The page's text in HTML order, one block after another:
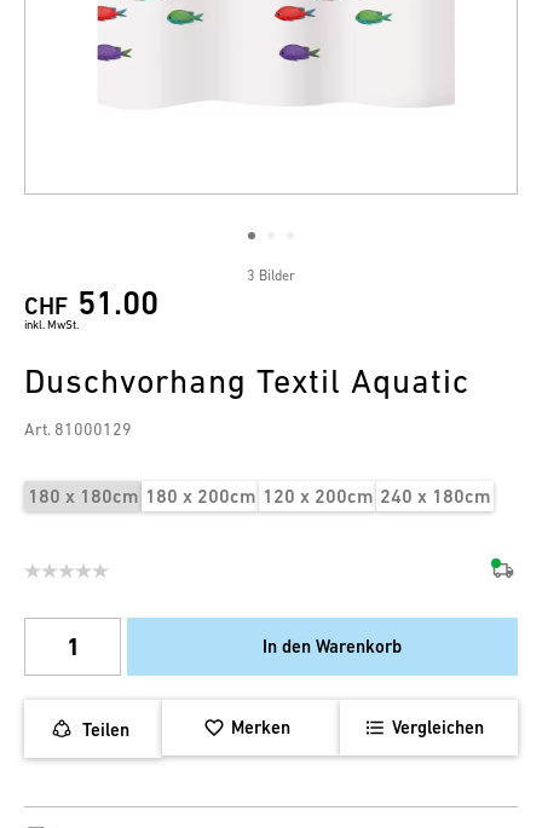
3 Bilder
CHF 51.00
inkl. MwSt.
Duschvorhang Textil Aquatic
Art. 81000129
180 x 180cm 180 x 200cm 120 x 200cm 240 x 180cm
In den Warenkorb
Teilen Merken Vergleichen